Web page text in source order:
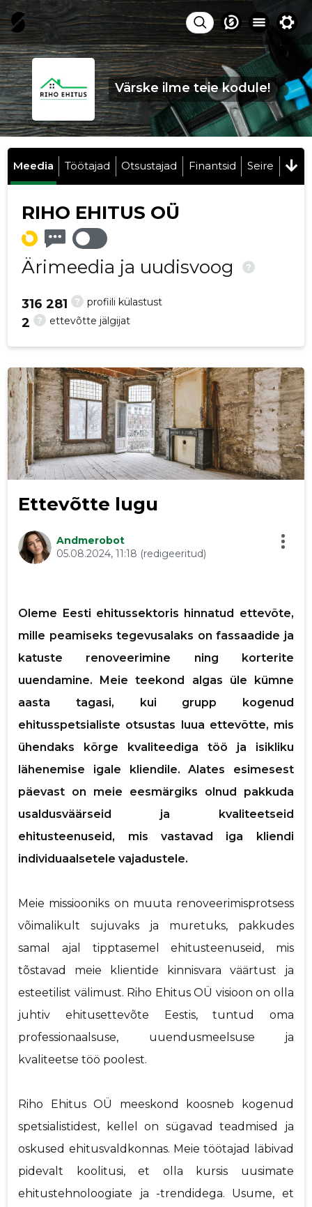
Värske ilme teie kodule!
Meedia Töötajad Otsustajad Finantsid Seire
RIHO EHITUS OÜ
Ärimeedia ja uudisvoog ?
? profiili külastust
316 281
? ettevõtte jälgijat
2
Ettevõtte lugu
Andmerobot
05.08.2024, 11:18 (redigeeritud)
Oleme Eesti ehitussektoris hinnatud ettevõte,
mille peamiseks tegevusalaks on fassaadide ja
katuste renoveerimine ning korterite
uuendamine. Meie teekond algas üle kümne
aasta tagasi, kui grupp kogenud
ehitusspetsialiste otsustas luua ettevõtte, mis
ühendaks kõrge kvaliteediga töö ja isikliku
lähenemise igale kliendile. Alates esimesest
päevast on meie eesmärgiks olnud pakkuda
usaldusväärseid ja kvaliteetseid
ehitusteenuseid, mis vastavad iga kliendi
individuaalsetele vajadustele.
Meie missiooniks on muuta renoveerimisprotsess
võimalikult sujuvaks ja muretuks, pakkudes
samal ajal tipptasemel ehitusteenuseid, mis
tõstavad meie klientide kinnisvara väärtust ja
esteetilist välimust. Riho Ehitus OÜ visioon on olla
juhtiv ehitusettevõte Eestis, tuntud oma
professionaalsuse, uuendusmeelsuse ja
kvaliteetse töö poolest.
Riho Ehitus OÜ meeskond koosneb kogenud
spetsialistidest, kellel on sügavad teadmised ja
oskused ehitusvaldkonnas. Meie töötajad läbivad
pidevalt koolitusi, et olla kursis uusimate
ehitustehnoloogiate ja -trendidega. Usume, et
Saaja e-mail
Sinu nimi
Sinu kommentaar